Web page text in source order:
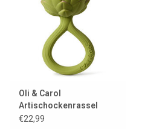
Oli & Carol
Artischockenrassel
€22,99